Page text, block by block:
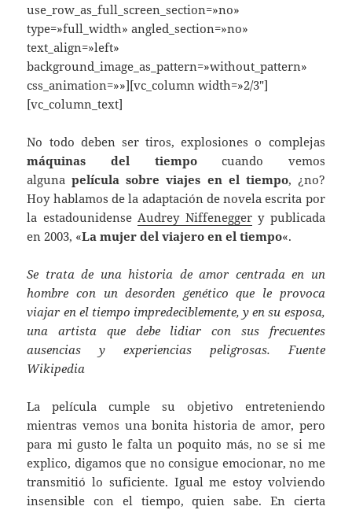
use_row_as_full_screen_section=»no»
type=»full_width» angled_section=»no»
text_align=»left»
background_image_as_pattern=»without_pattern»
css_animation=»»][vc_column width=»2/3″]
[vc_column_text]
No todo deben ser tiros, explosiones o complejas
máquinas del tiempocuando vemos
algunapelícula sobre viajes en el tiempo, ¿no?
Hoy hablamos de la adaptación de novela escrita por
la estadounidense Audrey Niffeneggery publicada
en 2003, «La mujer del viajero en el tiempo«.
Se trata de una historia de amor centrada en un
hombre con un desorden genético que le provoca
viajar en el tiempo impredeciblemente, y en su esposa,
una artista que debe lidiar con sus frecuentes
ausencias y experiencias peligrosas. Fuente
Wikipedia
La película cumple su objetivo entreteniendo
mientras vemos una bonita historia de amor, pero
para mi gusto le falta un poquito más, no se si me
explico, digamos que no consigue emocionar, no me
transmitió lo suficiente. Igual me estoy volviendo
insensible con el tiempo, quien sabe. En cierta